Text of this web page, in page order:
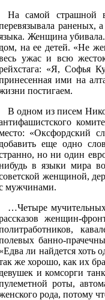
На самой страшной
раненых,
Женщина
дом, на ее детей. «Не
ужас и всю
«Я, Софья
ими на
постигаем.
В одном из писем
«Оксфордский
добавить еще одно
но ни один
в языки мира
женщиной,
мужчинами.
…Четыре
женщин-
банно-
«Едва ли найдется хоть
же хорошо, как их
девушек и комсорги
роты,
рода, потому